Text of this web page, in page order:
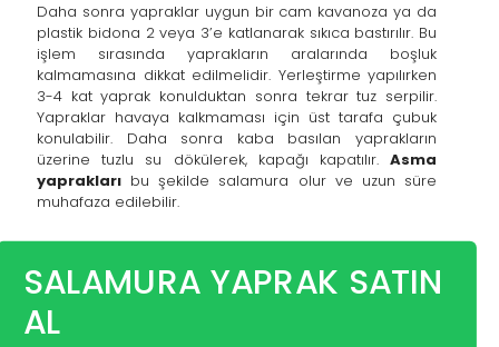
Daha sonra yapraklar uygun bir cam kavanoza ya da
plastik bidona 2 veya 3’e katlanarak sıkıca bastırılır. Bu
işlem sırasında yaprakların aralarında boşluk
kalmamasına dikkat edilmelidir. Yerleştirme yapılırken
3-4 kat yaprak konulduktan sonra tekrar tuz serpilir.
Yapraklar havaya kalkmaması için üst tarafa çubuk
konulabilir. Daha sonra kaba basılan yaprakların
üzerine tuzlu su dökülerek, kapağı kapatılır.Asma
yaprakları bu şekilde salamura olur ve uzun süre
muhafaza edilebilir.
SALAMURA YAPRAK SATIN
AL